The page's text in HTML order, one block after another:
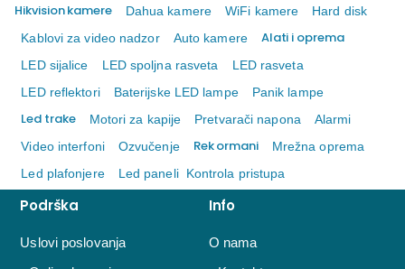
Hikvision kamere Dahua kamere WiFi kamere
Hard disk
Kablovi za video nadzor
Auto kamere Alati i oprema
LED sijalice LED spoljna rasveta
LED rasveta
LED reflektori
Baterijske LED lampe Panik lampe
Led trake Motori za kapije Pretvarači napona
Alarmi
Video interfoni
Ozvučenje Rek ormani
Mrežna oprema
Led plafonjere
Led paneli Kontrola pristupa
Podrška
Uslovi poslovanja
Info
O nama